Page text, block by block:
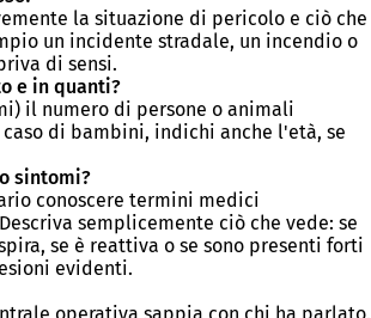
la situazione di pericolo e ciò che
un incidente stradale, un incendio o
di sensi.
e in quanti?
il numero di persone o animali
di bambini, indichi anche l'età, se
sintomi?
conoscere termini medici
semplicemente ciò che vede: se
se è reattiva o se sono presenti forti
evidenti.